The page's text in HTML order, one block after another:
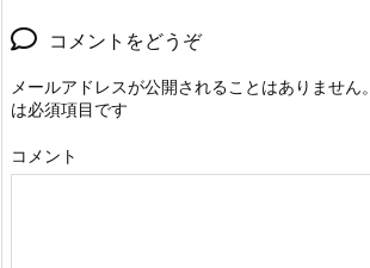
コメントをどうぞ
メールアドレスが公開されることはありません。
は必須項目です
コメント